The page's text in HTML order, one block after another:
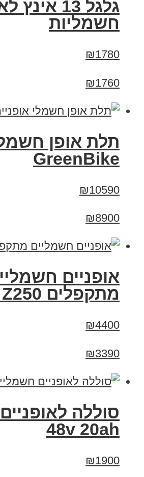
גלגל 13
חשמליות
₪1780
₪1760
תלת אופן
GreenBike
₪10590
₪8900
‏אופניים
‏מתקפלים Stark Z250
₪4400
₪3390
סוללה
48v 20ah
₪1900